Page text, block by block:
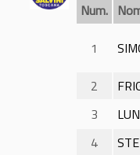
Num.
1
2
3
4